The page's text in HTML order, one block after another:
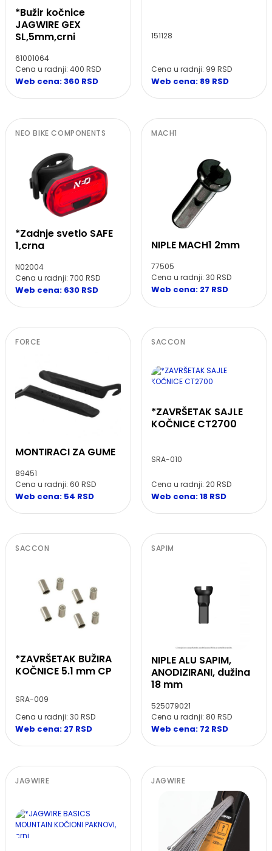
*Bužir kočnice
JAGWIRE GEX
SL,5mm,crni
61001064
Cena u radnji: 400 RSD
Web cena: 360 RSD
151128
Cena u radnji: 99 RSD
Web cena: 89 RSD
NEO BIKE COMPONENTS
*Zadnje svetlo SAFE
1,crna
N02004
Cena u radnji: 700 RSD
Web cena: 630 RSD
MACH1
NIPLE MACH1 2mm
77505
Cena u radnji: 30 RSD
Web cena: 27 RSD
FORCE
MONTIRACI ZA GUME
89451
Cena u radnji: 60 RSD
Web cena: 54 RSD
SACCON
*ZAVRŠETAK SAJLE
KOČNICE CT2700
SRA-010
Cena u radnji: 20 RSD
Web cena: 18 RSD
SACCON
*ZAVRŠETAK BUŽIRA
KOČNICE 5.1 mm CP
SRA-009
Cena u radnji: 30 RSD
Web cena: 27 RSD
SAPIM
NIPLE ALU SAPIM,
ANODIZIRANI, dužina
18 mm
525079021
Cena u radnji: 80 RSD
Web cena: 72 RSD
JAGWIRE JAGWIRE